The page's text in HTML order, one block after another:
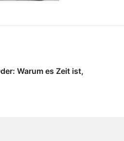
Warum es Zeit ist,